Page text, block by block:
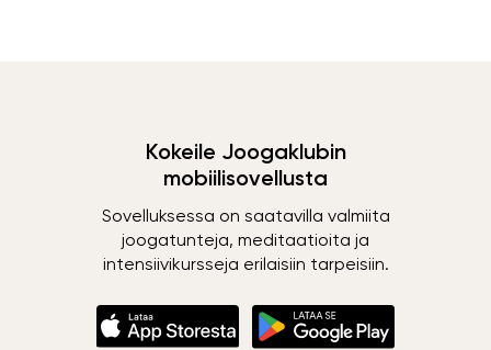
Kokeile Joogaklubin
mobiilisovellusta
Sovelluksessa on saatavilla valmiita
joogatunteja, meditaatioita ja
intensiivikursseja erilaisiin tarpeisiin.